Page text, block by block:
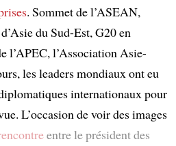
. Sommet de l’ASEAN,
du Sud-Est, G20 en
l’APEC, l’Association Asie-
les leaders mondiaux ont eu
internationaux pour
L’occasion de voir des images
entre le président des